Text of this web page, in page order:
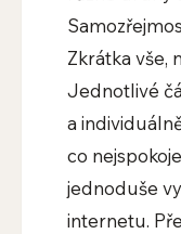
Zkrátka vše,
Jednotlivé
a
co
jednoduše
internetu.